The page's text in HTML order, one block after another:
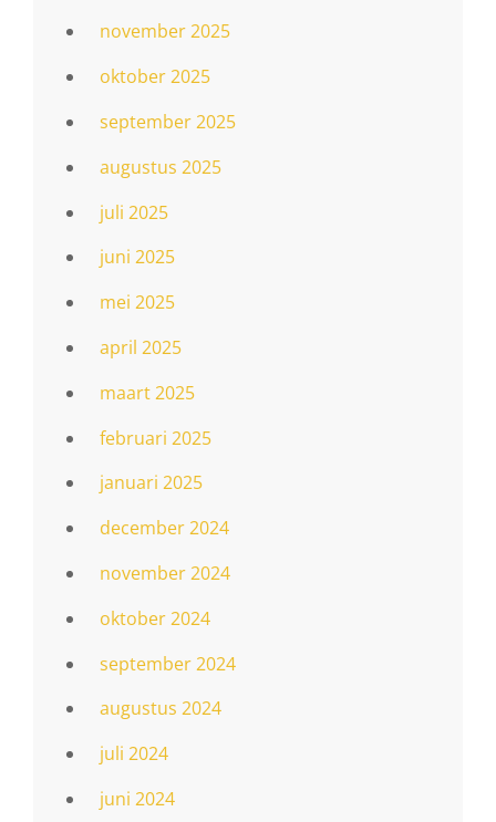
november 2025
oktober 2025
september 2025
augustus 2025
juli 2025
juni 2025
mei 2025
april 2025
maart 2025
februari 2025
januari 2025
december 2024
november 2024
oktober 2024
september 2024
augustus 2024
juli 2024
juni 2024